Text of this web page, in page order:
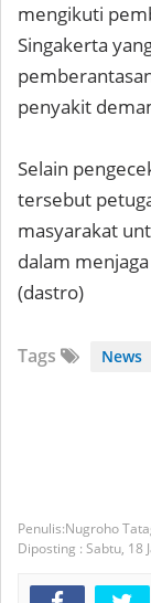
mengikuti
Singakerta
penyakit
Selain
tersebut
masyarakat
dalam
(dastro)
Tags News
Nugroho
Diposting : Sabtu, 18